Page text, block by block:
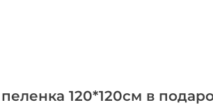
120*120см в